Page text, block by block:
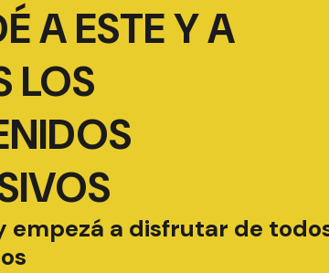
A ESTE Y A
LOS
empezá a disfrutar de